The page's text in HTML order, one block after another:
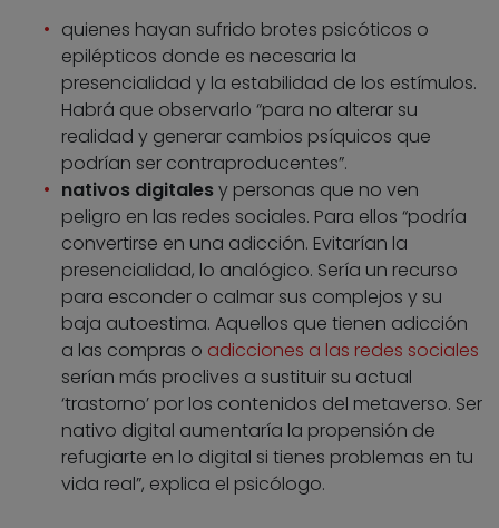
quienes hayan sufrido brotes psicóticos o
epilépticos donde es necesaria la
presencialidad y la estabilidad de los estímulos.
Habrá que observarlo “para no alterar su
realidad y generar cambios psíquicos que
podrían ser contraproducentes”.
nativos digitalesy personas que no ven
peligro en las redes sociales. Para ellos “podría
convertirse en una adicción. Evitarían la
presencialidad, lo analógico. Sería un recurso
para esconder o calmar sus complejos y su
baja autoestima. Aquellos que tienen adicción
a las compras o adicciones a las redes sociales
serían más proclives a sustituir su actual
‘trastorno’ por los contenidos del metaverso. Ser
nativo digital aumentaría la propensión de
refugiarte en lo digital si tienes problemas en tu
vida real”, explica el psicólogo.